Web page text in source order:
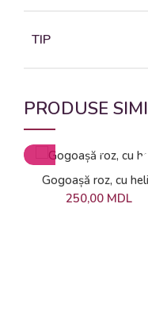
TIP
PRODUSE
Gogoașă roz, cu
250,00 MDL